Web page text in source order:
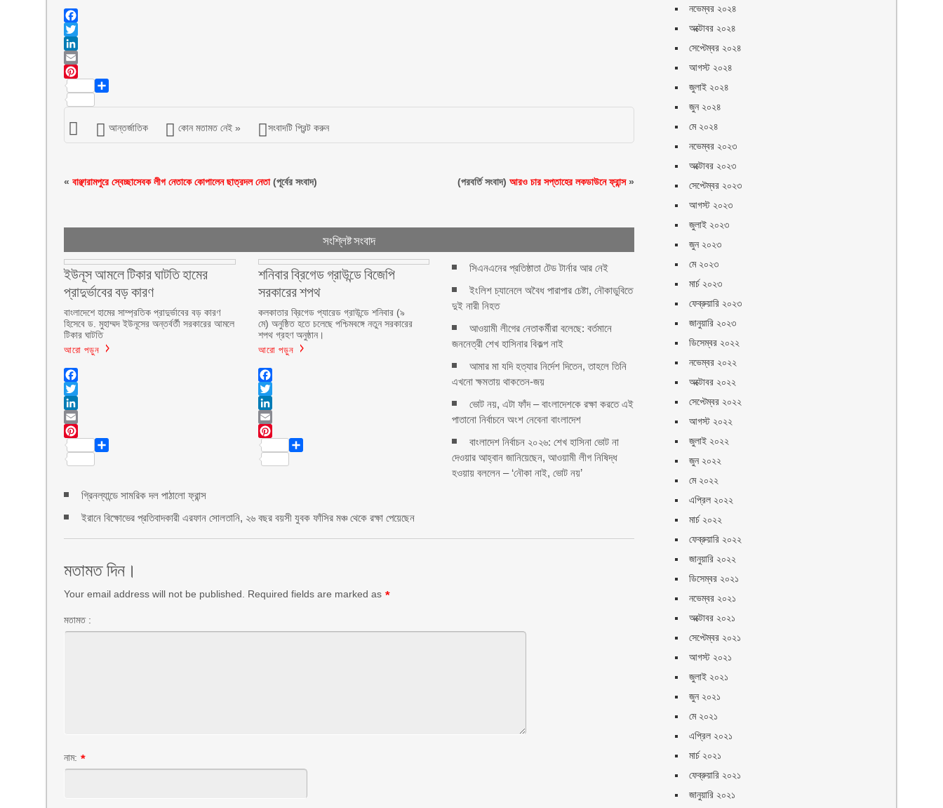
Facebook
Twitter
LinkedIn
Email
Pinterest
আন্তর্জাতিক কোন মতামত নেই » সংবাদটি প্রিন্ট করুন
«বাঞ্ছারামপুরে স্বেচ্ছাসেবক লীগ নেতাকে কোপালেন ছাত্রদল নেতা(পূর্বের সংবাদ) (পরবর্তি সংবাদ)আরও চার সপ্তাহের লকডাউনে ফ্রান্স»
সংশ্লিষ্ট সংবাদ
ইউনূস আমলে টিকার ঘাটতি হামের
প্রাদুর্ভাবের বড় কারণ
বাংলাদেশে হামের সাম্প্রতিক প্রাদুর্ভাবের বড় কারণ
হিসেবে ড. মুহাম্মদ ইউনূসের অন্তর্বর্তী সরকারের আমলে
টিকার ঘাটতি
আরো পড়ুন
Facebook
Twitter
LinkedIn
Email
Pinterest
শনিবার ব্রিগেড গ্রাউন্ডে বিজেপি
সরকারের শপথ
কলকাতার ব্রিগেড প্যারেড গ্রাউন্ডে শনিবার (৯
মে) অনুষ্ঠিত হতে চলেছে পশ্চিমবঙ্গে নতুন সরকারের
শপথ গ্রহণ অনুষ্ঠান।
আরো পড়ুন
Facebook
Twitter
LinkedIn
Email
Pinterest
সিএনএনের প্রতিষ্ঠাতা টেড টার্নার আর নেই
ইংলিশ চ্যানেলে অবৈধ পারাপার চেষ্টা, নৌকাডুবিতে
দুই নারী নিহত
আওয়ামী লীগের নেতাকর্মীরা বলেছে: বর্তমানে
জননেত্রী শেখ হাসিনার বিকল্প নাই
আমার মা যদি হত্যার নির্দেশ দিতেন, তাহলে তিনি
এখনো ক্ষমতায় থাকতেন-জয়
ভোট নয়, এটা ফাঁদ – বাংলাদেশকে রক্ষা করতে এই
পাতানো নির্বাচনে অংশ নেবেনা বাংলাদেশ
বাংলাদেশ নির্বাচন ২০২৬: শেখ হাসিনা ভোট না
দেওয়ার আহ্বান জানিয়েছেন, আওয়ামী লীগ নিষিদ্ধ
হওয়ায় বললেন – ‘নৌকা নাই, ভোট নয়’
গ্রিনল্যান্ডে সামরিক দল পাঠালো ফ্রান্স
ইরানে বিক্ষোভের প্রতিবাদকারী এরফান সোলতানি, ২৬ বছর বয়সী যুবক ফাঁসির মঞ্চ থেকে রক্ষা পেয়েছেন
মতামত দিন।
Your email address will not be published. Required fields are marked as *
মতামত :
নাম: *
নভেম্বর ২০২৪
অক্টোবর ২০২৪
সেপ্টেম্বর ২০২৪
আগস্ট ২০২৪
জুলাই ২০২৪
জুন ২০২৪
মে ২০২৪
নভেম্বর ২০২৩
অক্টোবর ২০২৩
সেপ্টেম্বর ২০২৩
আগস্ট ২০২৩
জুলাই ২০২৩
জুন ২০২৩
মে ২০২৩
মার্চ ২০২৩
ফেব্রুয়ারি ২০২৩
জানুয়ারি ২০২৩
ডিসেম্বর ২০২২
নভেম্বর ২০২২
অক্টোবর ২০২২
সেপ্টেম্বর ২০২২
আগস্ট ২০২২
জুলাই ২০২২
জুন ২০২২
মে ২০২২
এপ্রিল ২০২২
মার্চ ২০২২
ফেব্রুয়ারি ২০২২
জানুয়ারি ২০২২
ডিসেম্বর ২০২১
নভেম্বর ২০২১
অক্টোবর ২০২১
সেপ্টেম্বর ২০২১
আগস্ট ২০২১
জুলাই ২০২১
জুন ২০২১
মে ২০২১
এপ্রিল ২০২১
মার্চ ২০২১
ফেব্রুয়ারি ২০২১
জানুয়ারি ২০২১